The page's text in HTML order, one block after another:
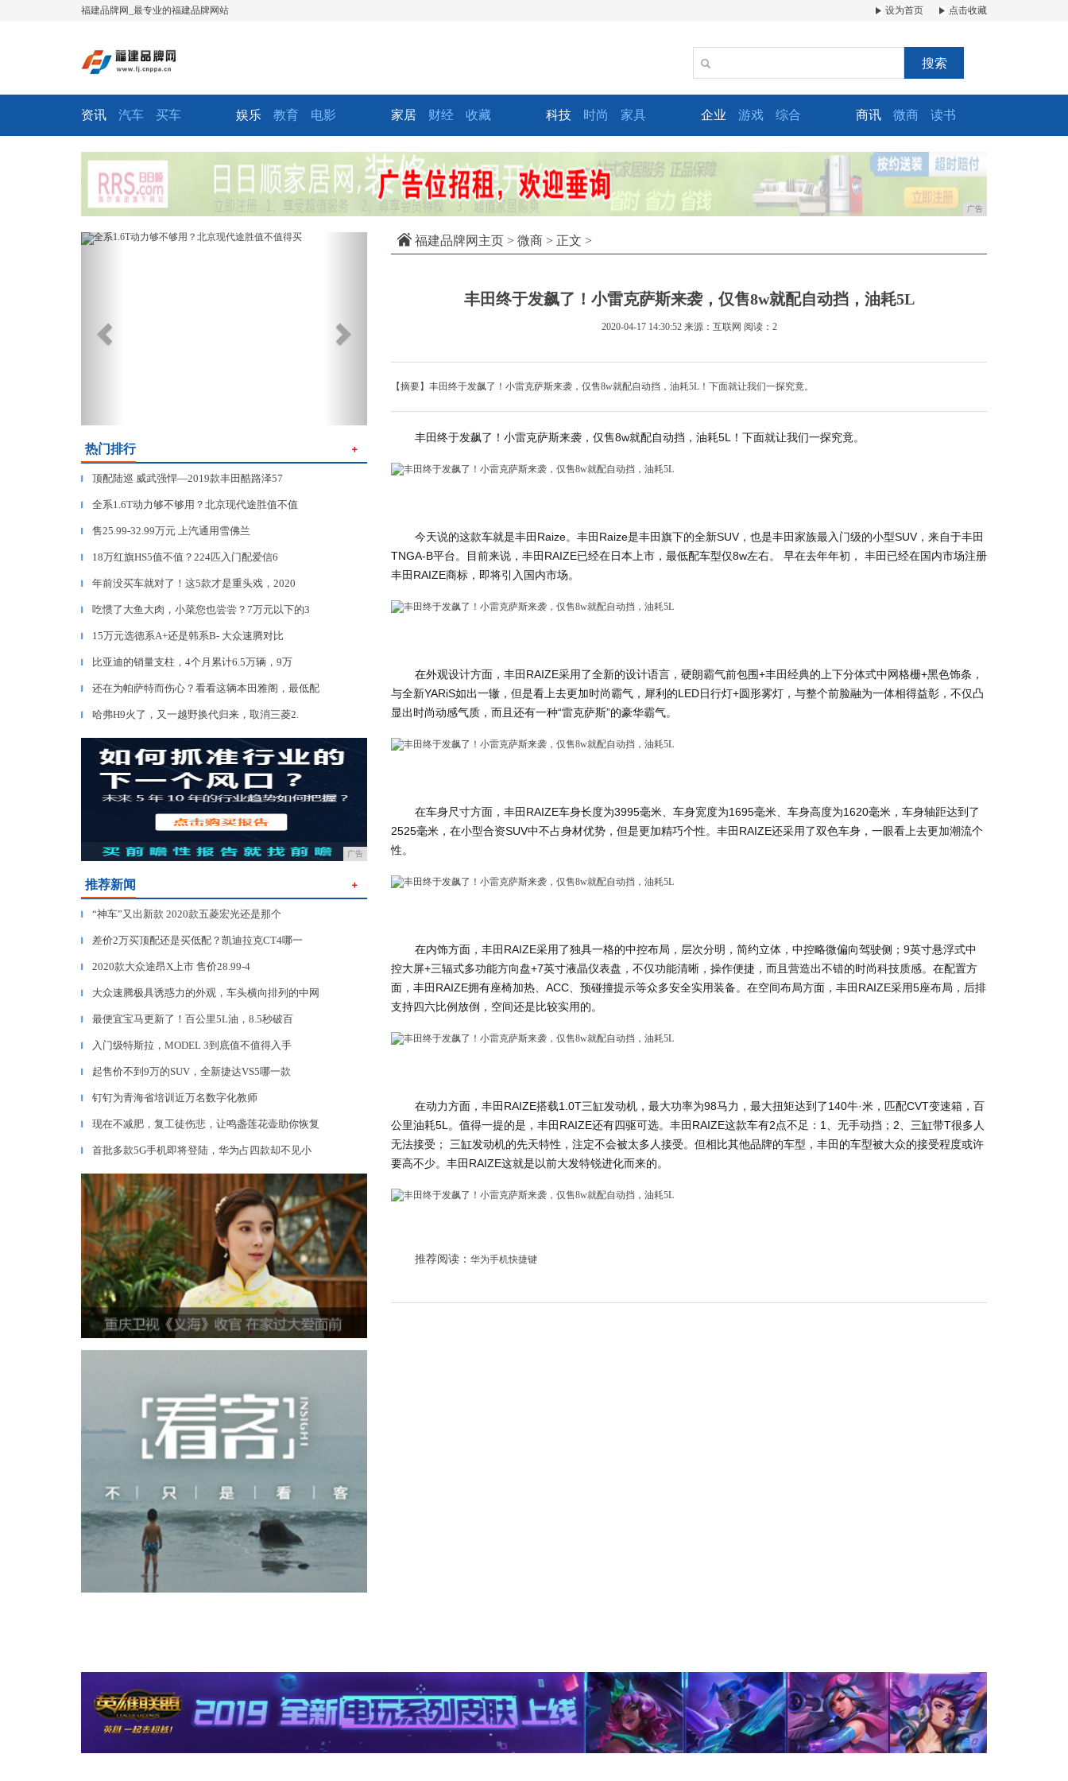
福建品牌网_最专业的福建品牌网站 设为首页 点击收藏
搜索
资讯 汽车 买车 娱乐 教育 电影 家居 财经 收藏 科技 时尚 家具 企业 游戏 综合 商讯 微商 读书
广告
Previous
热门排行 ＋
▎ 顶配陆巡 威武强悍—2019款丰田酷路泽57
▎ 全系1.6T动力够不够用？北京现代途胜值不值
▎ 售25.99-32.99万元 上汽通用雪佛兰
▎ 18万红旗HS5值不值？224匹入门配爱信6
▎ 年前没买车就对了！这5款才是重头戏，2020
▎ 吃惯了大鱼大肉，小菜您也尝尝？7万元以下的3
▎ 15万元选德系A+还是韩系B- 大众速腾对比
▎ 比亚迪的销量支柱，4个月累计6.5万辆，9万
▎ 还在为帕萨特而伤心？看看这辆本田雅阁，最低配
▎ 哈弗H9火了，又一越野换代归来，取消三菱2.
广告
推荐新闻 ＋
▎ “神车”又出新款 2020款五菱宏光还是那个
▎ 差价2万买顶配还是买低配？凯迪拉克CT4哪一
▎ 2020款大众途昂X上市 售价28.99-4
▎ 大众速腾极具诱惑力的外观，车头横向排列的中网
▎ 最便宜宝马更新了！百公里5L油，8.5秒破百
▎ 入门级特斯拉，MODEL 3到底值不值得入手
▎ 起售价不到9万的SUV，全新捷达VS5哪一款
▎ 钉钉为青海省培训近万名数字化教师
▎ 现在不减肥，复工徒伤悲，让鸣盏莲花壶助你恢复
▎ 首批多款5G手机即将登陆，华为占四款却不见小
福建品牌网主页 > 微商 > 正文 >
丰田终于发飙了！小雷克萨斯来袭，仅售8w就配自动挡，油耗5L
2020-04-17 14:30:52 来源：互联网 阅读：2
【摘要】丰田终于发飙了！小雷克萨斯来袭，仅售8w就配自动挡，油耗5L！下面就让我们一探究竟。
丰田终于发飙了！小雷克萨斯来袭，仅售8w就配自动挡，油耗5L！下面就让我们一探究竟。
今天说的这款车就是丰田Raize。丰田Raize是丰田旗下的全新SUV，也是丰田家族最入门级的小型SUV，来自于丰田
TNGA-B平台。目前来说，丰田RAIZE已经在日本上市，最低配车型仅8w左右。 早在去年年初， 丰田已经在国内市场注册
丰田RAIZE商标，即将引入国内市场。
在外观设计方面，丰田RAIZE采用了全新的设计语言，硬朗霸气前包围+丰田经典的上下分体式中网格栅+黑色饰条，
与全新YARiS如出一辙，但是看上去更加时尚霸气，犀利的LED日行灯+圆形雾灯，与整个前脸融为一体相得益彰，不仅凸
显出时尚动感气质，而且还有一种“雷克萨斯”的豪华霸气。
在车身尺寸方面，丰田RAIZE车身长度为3995毫米、车身宽度为1695毫米、车身高度为1620毫米，车身轴距达到了
2525毫米，在小型合资SUV中不占身材优势，但是更加精巧个性。丰田RAIZE还采用了双色车身，一眼看上去更加潮流个
性。
在内饰方面，丰田RAIZE采用了独具一格的中控布局，层次分明，简约立体，中控略微偏向驾驶侧；9英寸悬浮式中
控大屏+三辐式多功能方向盘+7英寸液晶仪表盘，不仅功能清晰，操作便捷，而且营造出不错的时尚科技质感。在配置方
面，丰田RAIZE拥有座椅加热、ACC、预碰撞提示等众多安全实用装备。在空间布局方面，丰田RAIZE采用5座布局，后排
支持四六比例放倒，空间还是比较实用的。
在动力方面，丰田RAIZE搭载1.0T三缸发动机，最大功率为98马力，最大扭矩达到了140牛·米，匹配CVT变速箱，百
公里油耗5L。值得一提的是，丰田RAIZE还有四驱可选。丰田RAIZE这款车有2点不足：1、无手动挡；2、三缸带T很多人
无法接受； 三缸发动机的先天特性，注定不会被太多人接受。但相比其他品牌的车型，丰田的车型被大众的接受程度或许
要高不少。丰田RAIZE这就是以前大发特锐进化而来的。
推荐阅读： 华为手机快捷键